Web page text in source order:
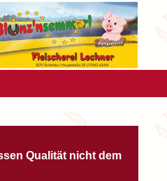
Qualität nicht dem